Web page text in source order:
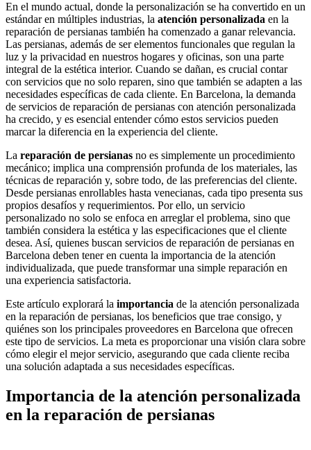
En el mundo actual, donde la personalización se ha convertido en un
estándar en múltiples industrias, la atención personalizada en la
reparación de persianas también ha comenzado a ganar relevancia.
Las persianas, además de ser elementos funcionales que regulan la
luz y la privacidad en nuestros hogares y oficinas, son una parte
integral de la estética interior. Cuando se dañan, es crucial contar
con servicios que no solo reparen, sino que también se adapten a las
necesidades específicas de cada cliente. En Barcelona, la demanda
de servicios de reparación de persianas con atención personalizada
ha crecido, y es esencial entender cómo estos servicios pueden
marcar la diferencia en la experiencia del cliente.
La reparación de persianas no es simplemente un procedimiento
mecánico; implica una comprensión profunda de los materiales, las
técnicas de reparación y, sobre todo, de las preferencias del cliente.
Desde persianas enrollables hasta venecianas, cada tipo presenta sus
propios desafíos y requerimientos. Por ello, un servicio
personalizado no solo se enfoca en arreglar el problema, sino que
también considera la estética y las especificaciones que el cliente
desea. Así, quienes buscan servicios de reparación de persianas en
Barcelona deben tener en cuenta la importancia de la atención
individualizada, que puede transformar una simple reparación en
una experiencia satisfactoria.
Este artículo explorará la importancia de la atención personalizada
en la reparación de persianas, los beneficios que trae consigo, y
quiénes son los principales proveedores en Barcelona que ofrecen
este tipo de servicios. La meta es proporcionar una visión clara sobre
cómo elegir el mejor servicio, asegurando que cada cliente reciba
una solución adaptada a sus necesidades específicas.
Importancia de la atención personalizada
en la reparación de persianas